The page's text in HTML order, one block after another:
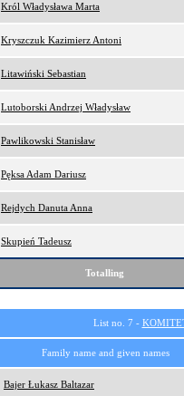
Król Władysława Marta
Kryszczuk Kazimierz Antoni
Litawiński Sebastian
Lutoborski Andrzej Władysław
Pawlikowski Stanisław
Pęksa Adam Dariusz
Rejdych Danuta Anna
Skupień Tadeusz
Totalling
List no. 7 -
Family name and given names
Bajer Łukasz Baltazar